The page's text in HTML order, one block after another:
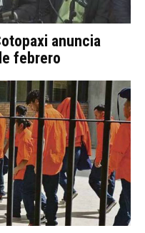
anuncia
febrero